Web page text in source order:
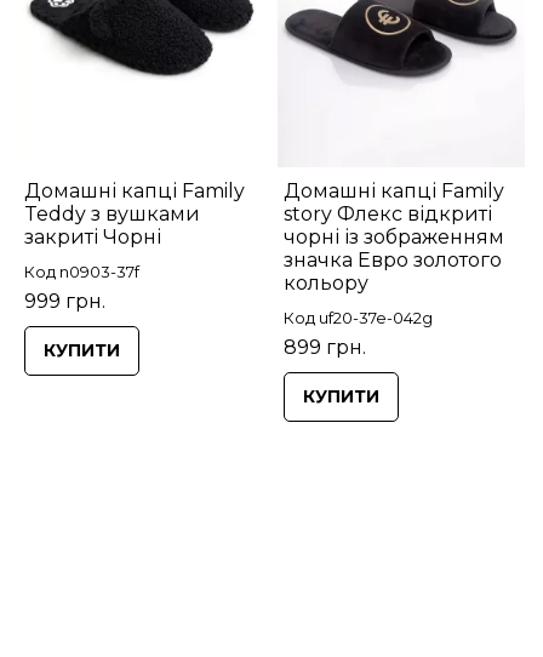
Домашні капці Family
Teddy з вушками
закриті Чорні
Код n0903-37f
999 грн.
КУПИТИ
Домашні капці Family
story Флекс відкриті
чорні із зображенням
значка Евро золотого
кольору
Код uf20-37e-042g
899 грн.
КУПИТИ